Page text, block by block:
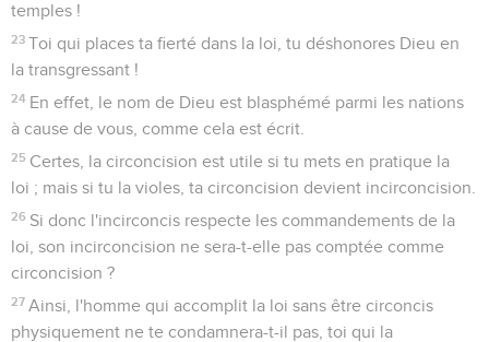
temples !
23 Toi qui places ta fierté dans la loi, tu déshonores Dieu en
la transgressant !
24 En effet, le nom de Dieu est blasphémé parmi les nations
à cause de vous, comme cela est écrit.
25 Certes, la circoncision est utile si tu mets en pratique la
loi ; mais si tu la violes, ta circoncision devient incirconcision.
26 Si donc l'incirconcis respecte les commandements de la
loi, son incirconcision ne sera-t-elle pas comptée comme
circoncision ?
27 Ainsi, l'homme qui accomplit la loi sans être circoncis
physiquement ne te condamnera-t-il pas, toi qui la